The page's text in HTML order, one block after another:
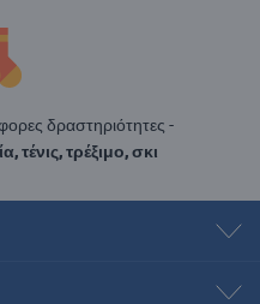
δραστηριότητες -
τρέξιμο, σκι